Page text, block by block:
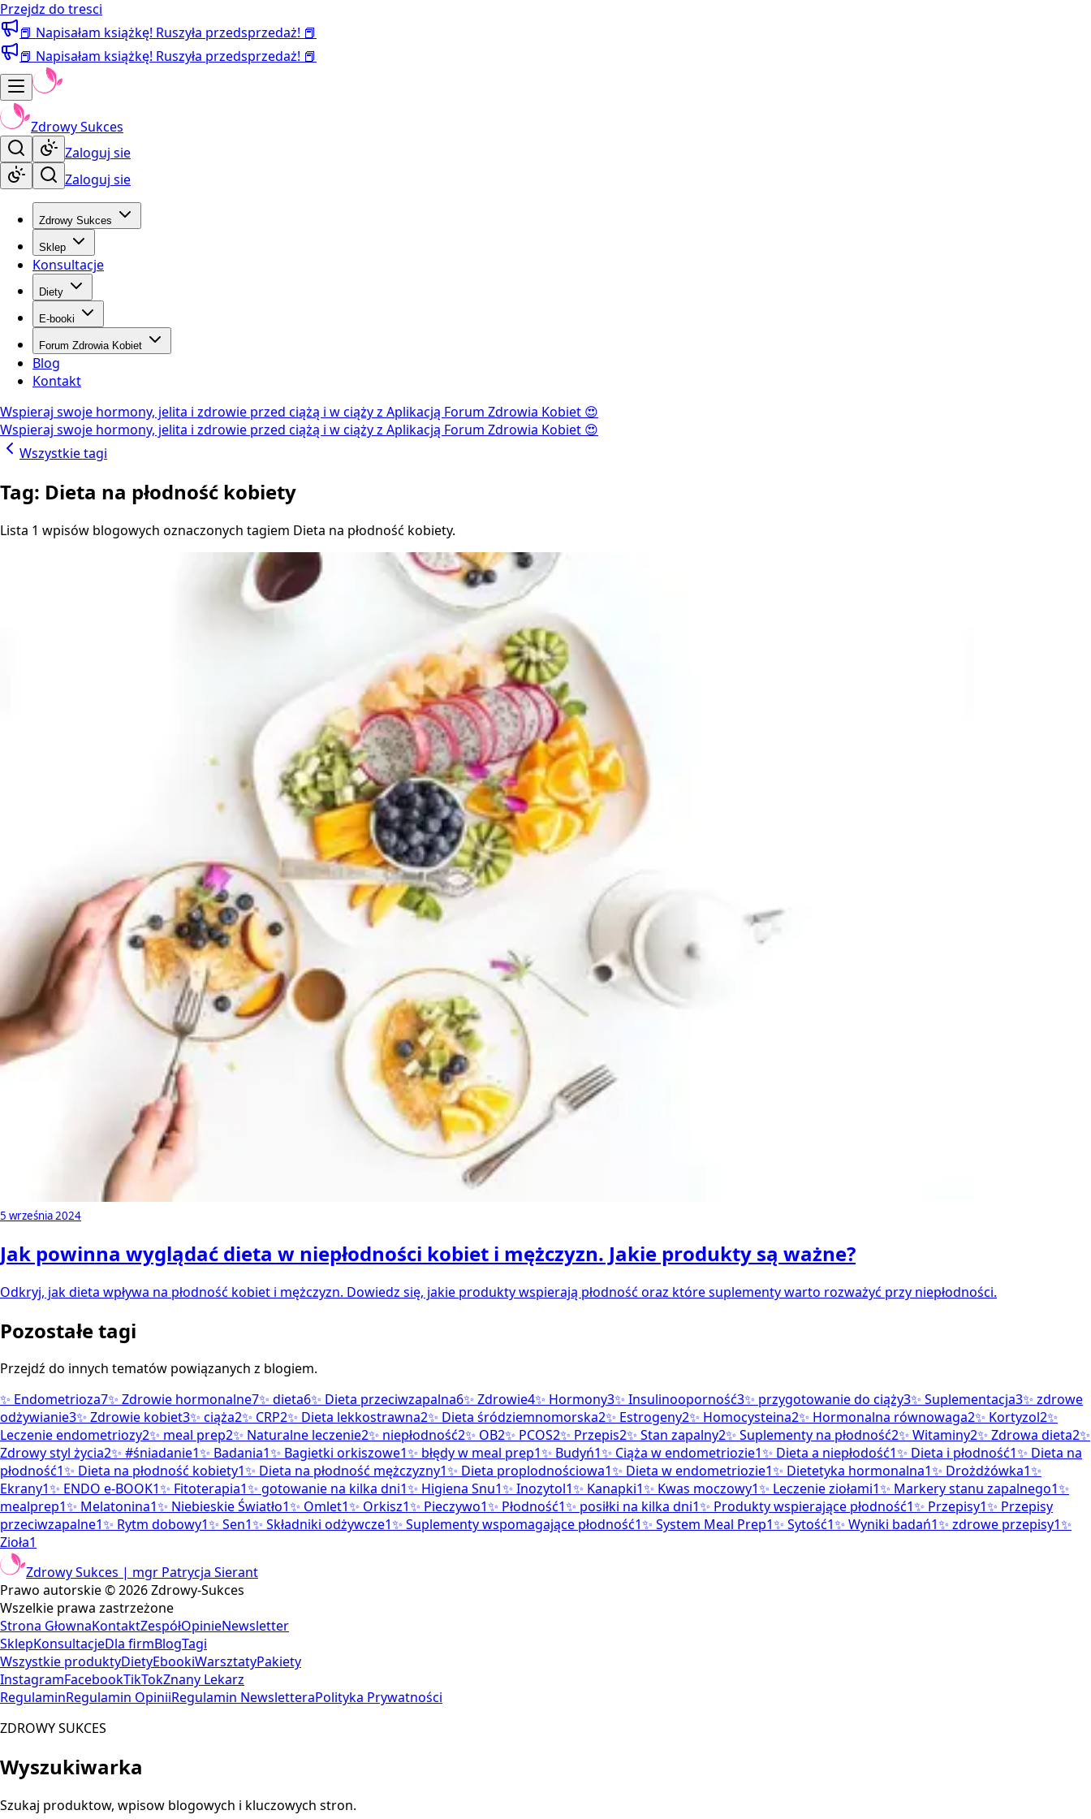
Przejdz do tresci
📕 Napisałam książkę! Ruszyła przedsprzedaż! 📕
📕 Napisałam książkę! Ruszyła przedsprzedaż! 📕
Zdrowy Sukces
Zaloguj sie
Zaloguj sie
Zdrowy Sukces
Sklep
Konsultacje
Diety
E-booki
Forum Zdrowia Kobiet
Blog
Kontakt
Wspieraj swoje hormony, jelita i zdrowie przed ciążą i w ciąży z Aplikacją Forum Zdrowia Kobiet 😍
Wspieraj swoje hormony, jelita i zdrowie przed ciążą i w ciąży z Aplikacją Forum Zdrowia Kobiet 😍
Wszystkie tagi
Tag: Dieta na płodność kobiety
Lista 1 wpisów blogowych oznaczonych tagiem Dieta na płodność kobiety.
5 września 2024
Jak powinna wyglądać dieta w niepłodności kobiet i mężczyzn. Jakie produkty są ważne?
Odkryj, jak dieta wpływa na płodność kobiet i mężczyzn. Dowiedz się, jakie produkty wspierają płodność oraz które suplementy warto rozważyć przy niepłodności.
Pozostałe tagi
Przejdź do innych tematów powiązanych z blogiem.
✨ Endometrioza7✨ Zdrowie hormonalne7✨ dieta6✨ Dieta przeciwzapalna6✨ Zdrowie4✨ Hormony3✨ Insulinooporność3✨ przygotowanie do ciąży3✨ Suplementacja3✨ zdrowe
odżywianie3✨ Zdrowie kobiet3✨ ciąża2✨ CRP2✨ Dieta lekkostrawna2✨ Dieta śródziemnomorska2✨ Estrogeny2✨ Homocysteina2✨ Hormonalna równowaga2✨ Kortyzol2✨
Leczenie endometriozy2✨ meal prep2✨ Naturalne leczenie2✨ niepłodność2✨ OB2✨ PCOS2✨ Przepis2✨ Stan zapalny2✨ Suplementy na płodność2✨ Witaminy2✨ Zdrowa dieta2✨
Zdrowy styl życia2✨ #śniadanie1✨ Badania1✨ Bagietki orkiszowe1✨ błędy w meal prep1✨ Budyń1✨ Ciąża w endometriozie1✨ Dieta a niepłodość1✨ Dieta i płodność1✨ Dieta na
płodność1✨ Dieta na płodność kobiety1✨ Dieta na płodność mężczyzny1✨ Dieta proplodnościowa1✨ Dieta w endometriozie1✨ Dietetyka hormonalna1✨ Drożdżówka1✨
Ekrany1✨ ENDO e-BOOK1✨ Fitoterapia1✨ gotowanie na kilka dni1✨ Higiena Snu1✨ Inozytol1✨ Kanapki1✨ Kwas moczowy1✨ Leczenie ziołami1✨ Markery stanu zapalnego1✨
mealprep1✨ Melatonina1✨ Niebieskie Światło1✨ Omlet1✨ Orkisz1✨ Pieczywo1✨ Płodność1✨ posiłki na kilka dni1✨ Produkty wspierające płodność1✨ Przepisy1✨ Przepisy
przeciwzapalne1✨ Rytm dobowy1✨ Sen1✨ Składniki odżywcze1✨ Suplementy wspomagające płodność1✨ System Meal Prep1✨ Sytość1✨ Wyniki badań1✨ zdrowe przepisy1✨
Zioła1
Zdrowy Sukces | mgr Patrycja Sierant
Prawo autorskie ©2026Zdrowy-Sukces
Wszelkie prawa zastrzeżone
Strona GłownaKontaktZespółOpinieNewsletter
SklepKonsultacjeDla firmBlogTagi
Wszystkie produktyDietyEbookiWarsztatyPakiety
InstagramFacebookTikTokZnany Lekarz
RegulaminRegulamin OpiniiRegulamin NewsletteraPolityka Prywatności
ZDROWY SUKCES
Wyszukiwarka
Szukaj produktow, wpisow blogowych i kluczowych stron.